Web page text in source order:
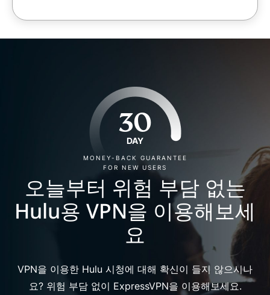
30
DAY
MONEY-BACK GUARANTEE
FOR NEW USERS
오늘부터 위험 부담 없는
Hulu용 VPN을 이용해보세
요
VPN을 이용한 Hulu 시청에 대해 확신이 들지 않으시나
요? 위험 부담 없이 ExpressVPN을 이용해보세요.